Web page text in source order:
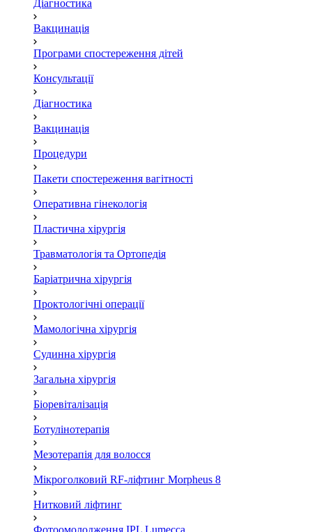
Діагностика
Вакцинація
Програми спостереження дітей
Консультації
Діагностика
Вакцинація
Процедури
Пакети спостереження вагітності
Оперативна гінекологія
Пластична хірургія
Травматологія та Ортопедія
Баріатрична хірургія
Проктологічні операції
Мамологічна хірургія
Судинна хірургія
Загальна хірургія
Біоревіталізація
Ботулінотерапія
Мезотерапія для волосся
Мікроголковий RF-ліфтинг Morpheus 8
Нитковий ліфтинг
Фотоомолодження IPL Lumecca